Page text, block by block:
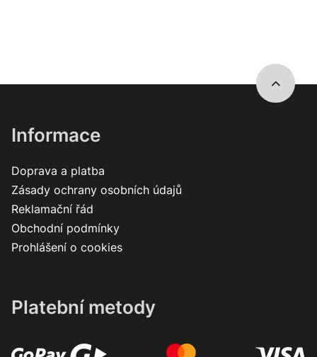
Informace
Doprava a platba
Zásady ochrany osobních údajů
Reklamační řád
Obchodní podmínky
Prohlášení o cookies
Platební metody